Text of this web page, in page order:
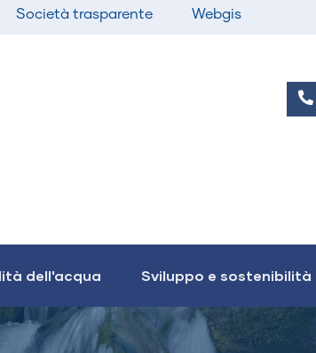
Società trasparente Webgis
dell'acqua Sviluppo e sostenibilità